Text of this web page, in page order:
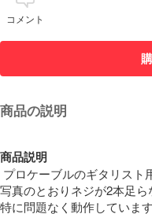
コメント
商品の説明
商品説明
プロケーブルのギタリスト
写真のとおりネジが2本足ら